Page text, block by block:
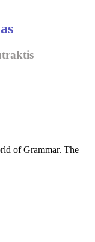
of Grammar. The